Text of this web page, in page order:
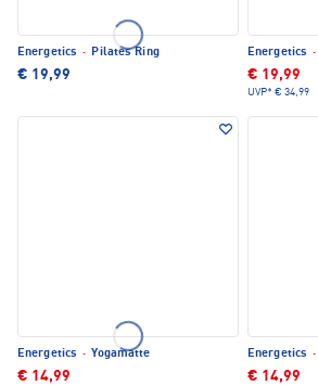
Energetics · Pilates Ring
€ 19,99
Energetics ·
€ 19,99
UVP* € 34,99
Energetics · Yogamatte
€ 14,99
Energetics ·
€ 14,99